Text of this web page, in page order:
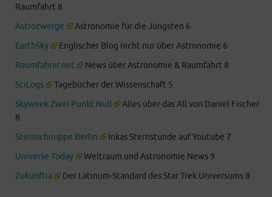
Raumfahrt 8
Astrozwerge
Astronomie für die Jüngsten 6
EarthSky
Englischer Blog nicht nur über Astronomie 6
Raumfahrer.net
News über Astronomie & Raumfahrt 8
SciLogs
Tagebücher der Wissenschaft 5
Skyweek Zwei Punkt Null
Alles über das All von Daniel Fischer
8
Sternschnuppe Berlin
Inkas Sternstunde auf Youtube 7
Universe Today
Weltraum und Astronomie News 9
Zukunftia
Der Latinum-Standard des Star Trek Universums 8